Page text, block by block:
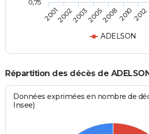
ADELSON
2001200220032005200820102012
0,75
Répartition des décès de
Données exprimées en nombre de
Insee)